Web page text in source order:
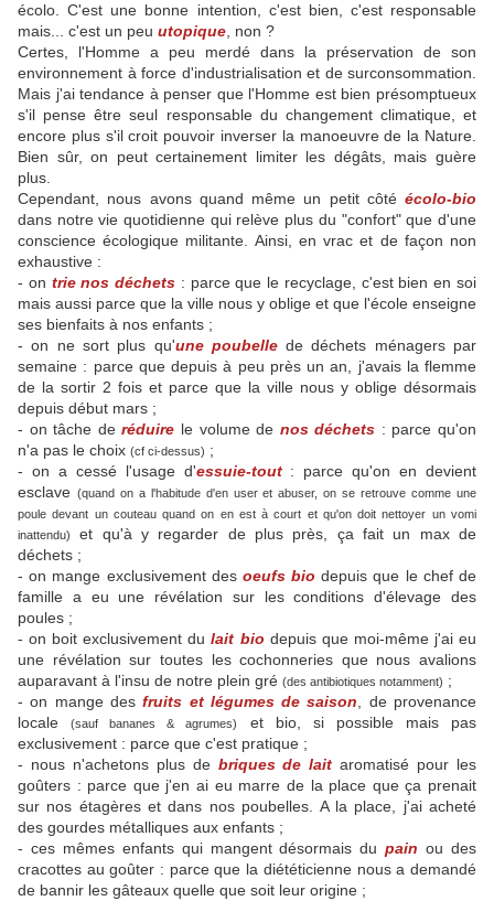
écolo. C'est une bonne intention, c'est bien, c'est responsable
mais... c'est un peu utopique , non ?
Certes, l'Homme a peu merdé dans la préservation de son
environnement à force d'industrialisation et de surconsommation.
Mais j'ai tendance à penser que l'Homme est bien présomptueux
s'il pense être seul responsable du changement climatique, et
encore plus s'il croit pouvoir inverser la manoeuvre de la Nature.
Bien sûr, on peut certainement limiter les dégâts, mais guère
plus.
Cependant, nous avons quand même un petit côté écolo-bio
dans notre vie quotidienne qui relève plus du "confort" que d'une
conscience écologique militante. Ainsi, en vrac et de façon non
exhaustive :
- on trie nos déchets : parce que le recyclage, c'est bien en soi
mais aussi parce que la ville nous y oblige et que l'école enseigne
ses bienfaits à nos enfants ;
- on ne sort plus qu'une poubellede déchets ménagers par
semaine : parce que depuis à peu près un an, j'avais la flemme
de la sortir 2 fois et parce que la ville nous y oblige désormais
depuis début mars ;
- on tâche deréduire le volume de nos déchets : parce qu'on
n'a pas le choix (cf ci-dessus) ;
- on a cessé l'usage d'essuie-tout: parce qu'on en devient
esclave (quand on a l'habitude d'en user et abuser, on se retrouve comme une
poule devant un couteau quand on en est à court et qu'on doit nettoyer un vomi
inattendu)
et qu'à y regarder de plus près, ça fait un max de
déchets ;
- on mange exclusivement des oeufs bio depuis que le chef de
famille a eu une révélation sur les conditions d'élevage des
poules ;
- on boit exclusivement dulait bio depuis que moi-même j'ai eu
une révélation sur toutes les cochonneries que nous avalions
auparavant à l'insu de notre plein gré (des antibiotiques notamment) ;
- on mange desfruits et légumes de saison , de provenance
locale(sauf bananes & agrumes)
et bio, si possible mais pas
exclusivement : parce que c'est pratique ;
- nous n'achetons plus de briques de lait aromatisé pour les
goûters : parce que j'en ai eu marre de la place que ça prenait
sur nos étagères et dans nos poubelles. A la place, j'ai acheté
des gourdes métalliques aux enfants ;
- ces mêmes enfants qui mangent désormais dupainou des
cracottes au goûter : parce que la diététicienne nous a demandé
de bannir les gâteaux quelle que soit leur origine ;